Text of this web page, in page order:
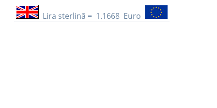
Lira sterlină = 1.1668 Euro